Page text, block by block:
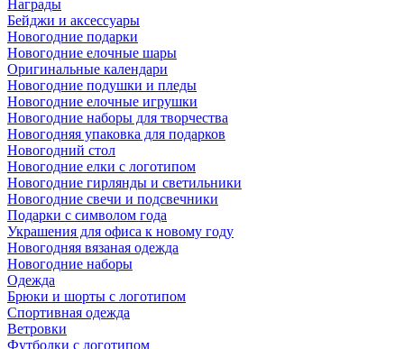
Награды
Бейджи и аксессуары
Новогодние подарки
Новогодние елочные шары
Оригинальные календари
Новогодние подушки и пледы
Новогодние елочные игрушки
Новогодние наборы для творчества
Новогодняя упаковка для подарков
Новогодний стол
Новогодние елки с логотипом
Новогодние гирлянды и светильники
Новогодние свечи и подсвечники
Подарки с символом года
Украшения для офиса к новому году
Новогодняя вязаная одежда
Новогодние наборы
Одежда
Брюки и шорты с логотипом
Спортивная одежда
Ветровки
Футболки с логотипом